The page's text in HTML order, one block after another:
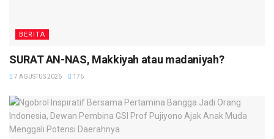
BERITA
SURAT AN-NAS, Makkiyah atau madaniyah?
7 AGUSTUS 2026 176